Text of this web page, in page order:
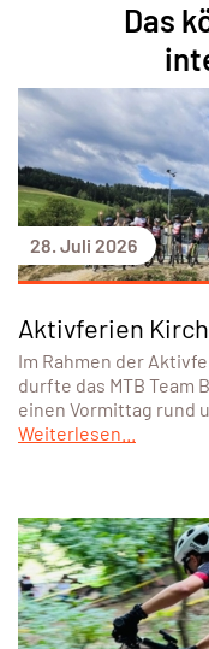
Das
28. Juli 2026
Aktivferien
Im Rahmen der
durfte das MTB Team
einen Vormittag rund
Weiterlesen...